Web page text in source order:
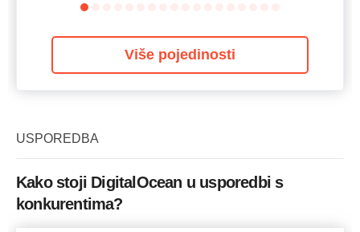
Više pojedinosti
USPOREDBA
Kako stoji DigitalOcean u usporedbi s
konkurentima?